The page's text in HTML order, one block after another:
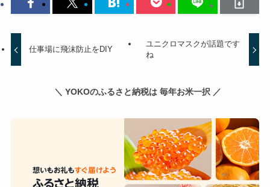
仕事場に飛沫防止をDIY
ユニクロマスクが話題です
ね
＼ YOKOのふるさと納税は 毎年お米一択 ／